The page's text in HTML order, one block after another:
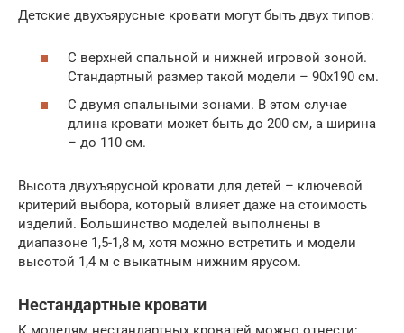
Детские двухъярусные кровати могут быть двух типов:
С верхней спальной и нижней игровой зоной.
Стандартный размер такой модели – 90х190 см.
С двумя спальными зонами. В этом случае
длина кровати может быть до 200 см, а ширина
– до 110 см.
Высота двухъярусной кровати для детей – ключевой
критерий выбора, который влияет даже на стоимость
изделий. Большинство моделей выполнены в
диапазоне 1,5-1,8 м, хотя можно встретить и модели
высотой 1,4 м с выкатным нижним ярусом.
Нестандартные кровати